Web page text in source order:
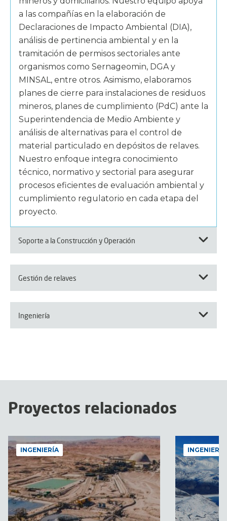
a las compañías en la elaboración de
Declaraciones de Impacto Ambiental (DIA),
análisis de pertinencia ambiental y en la
tramitación de permisos sectoriales ante
organismos como Sernageomin, DGA y
MINSAL, entre otros. Asimismo, elaboramos
planes de cierre para instalaciones de residuos
mineros, planes de cumplimiento (PdC) ante la
Superintendencia de Medio Ambiente y
análisis de alternativas para el control de
material particulado en depósitos de relaves.
Nuestro enfoque integra conocimiento
técnico, normativo y sectorial para asegurar
procesos eficientes de evaluación ambiental y
cumplimiento regulatorio en cada etapa del
proyecto.
Soporte a la Construcción y Operación
Gestión de relaves
Ingeniería
Proyectos relacionados
INGENIERÍA INGENIERÍA